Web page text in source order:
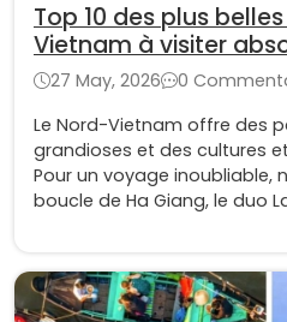
Top 10 des plus
Vietnam à visiter
27 May, 2026
0
Le Nord-Vietnam offre des
grandioses et des cultures
Pour un voyage inoubliable,
boucle de Ha Giang, le duo